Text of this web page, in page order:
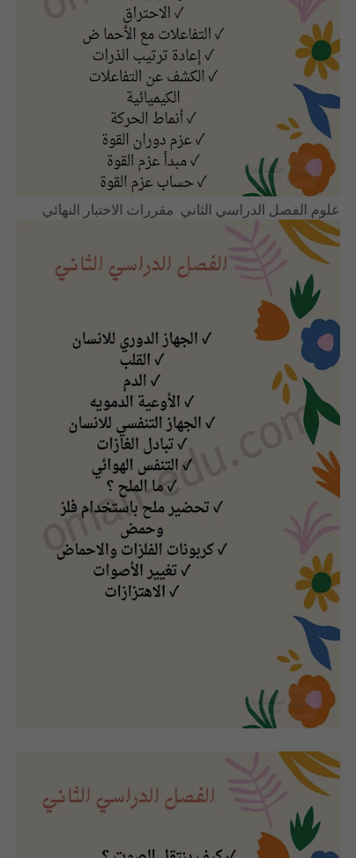
علوم الفصل الدراسي الثاني مقررات الاختبار النهائي